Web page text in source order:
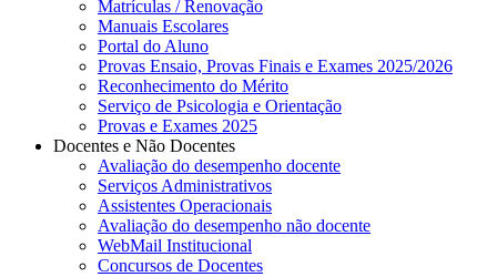
Matrículas / Renovação
Manuais Escolares
Portal do Aluno
Provas Ensaio, Provas Finais e Exames 2025/2026
Reconhecimento do Mérito
Serviço de Psicologia e Orientação
Provas e Exames 2025
Docentes e Não Docentes
Avaliação do desempenho docente
Serviços Administrativos
Assistentes Operacionais
Avaliação do desempenho não docente
WebMail Institucional
Concursos de Docentes